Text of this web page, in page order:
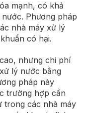
mạnh, có khả
Phương pháp
nhà máy xử lý
có hại.
nhưng chi phí
lý nước bằng
pháp này
trường hợp cần
trong các nhà máy